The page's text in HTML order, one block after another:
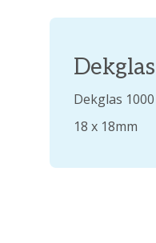
Dekglas
18 x 18mm